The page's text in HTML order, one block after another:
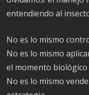
entendiendo al
No es lo mismo
No es lo mismo
el momento
No es lo mismo